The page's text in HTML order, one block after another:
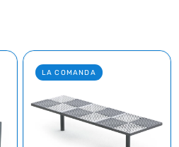
LA COMANDA